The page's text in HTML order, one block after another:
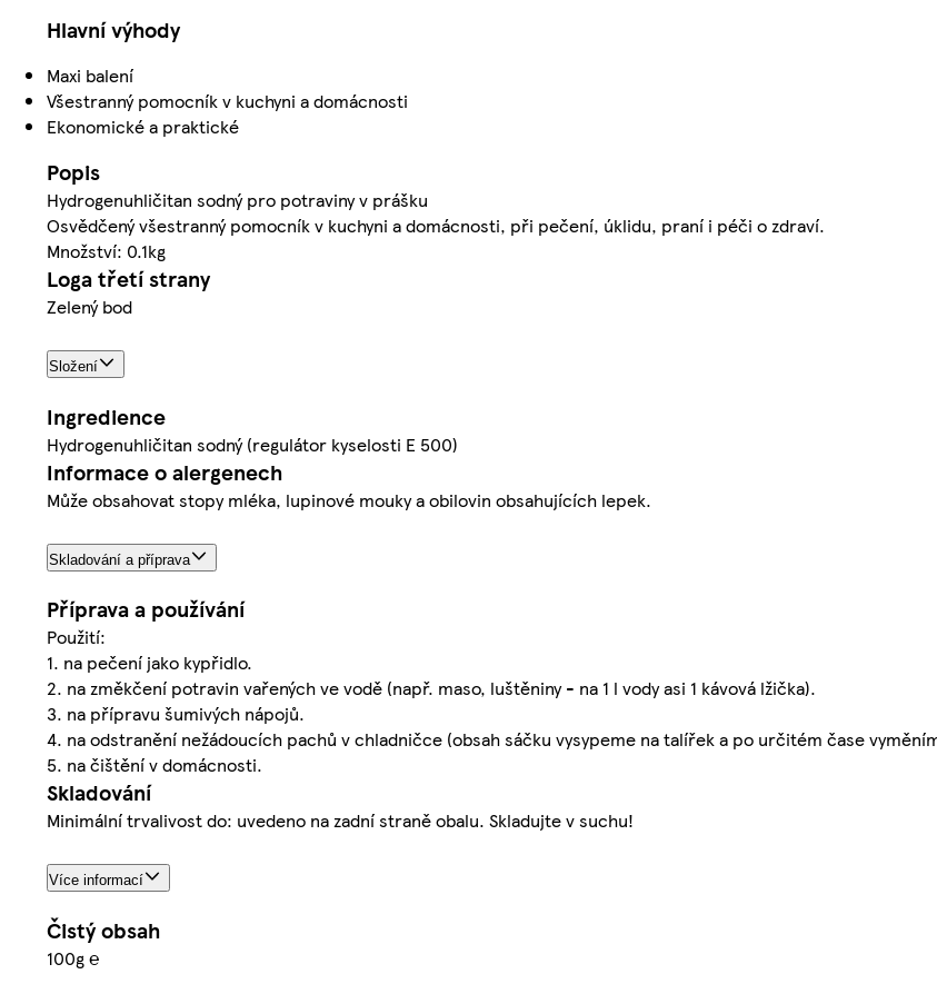
Hlavní výhody
Maxi balení
Všestranný pomocník v kuchyni a domácnosti
Ekonomické a praktické
Popis
Hydrogenuhličitan sodný pro potraviny v prášku
Osvědčený všestranný pomocník v kuchyni a domácnosti, při pečení, úklidu, praní i péči o zdraví.
Množství: 0.1kg
Loga třetí strany
Zelený bod
Složení
Ingredience
Hydrogenuhličitan sodný (regulátor kyselosti E 500)
Informace o alergenech
Může obsahovat stopy mléka, lupinové mouky a obilovin obsahujících lepek.
Skladování a příprava
Příprava a používání
Použití:
1. na pečení jako kypřidlo.
2. na změkčení potravin vařených ve vodě (např. maso, luštěniny - na 1 l vody asi 1 kávová lžička).
3. na přípravu šumivých nápojů.
4. na odstranění nežádoucích pachů v chladničce (obsah sáčku vysypeme na talířek a po určitém čase
5. na čištění v domácnosti.
Skladování
Minimální trvalivost do: uvedeno na zadní straně obalu. Skladujte v suchu!
Více informací
Čistý obsah
100g ℮